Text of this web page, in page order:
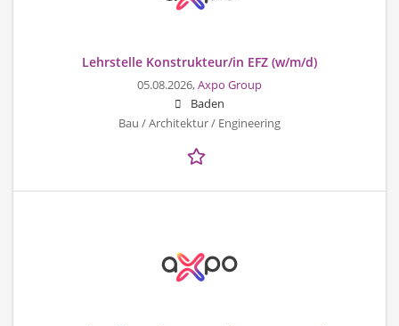
Lehrstelle Konstrukteur/in EFZ (w/m/d)
05.08.2026,Axpo Group
Baden
Bau / Architektur / Engineering